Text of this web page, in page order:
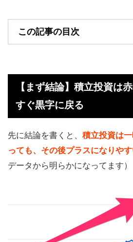
この記事の目次
ても、すぐ黒字に戻る
投信の特徴「赤字になりや
補足
積立投資では日々の成績を
はいけない
インデックスファンド積立
ば成功しやすい
【まず結論】積立投資は
すぐ黒字に戻る
先に結論を書くと、 積立投資は
っても、その後プラスになりや
データから明らかになってます）